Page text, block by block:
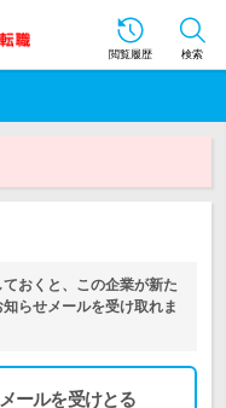
閲覧履歴 検索
おくと、この企業が新た
らせメールを受け取れま
ールを受けとる